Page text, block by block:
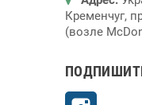
Кременчуг,
(возле